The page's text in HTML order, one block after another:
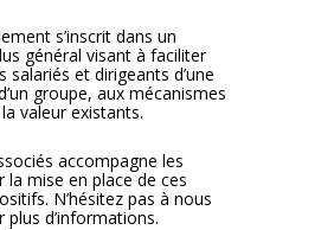
s’inscrit dans un
général visant à faciliter
salariés et dirigeants d’une
groupe, aux mécanismes
valeur existants.
accompagne les
la mise en place de ces
N’hésitez pas à nous
d’informations.